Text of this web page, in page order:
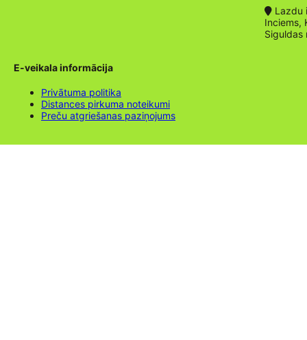
Lazdu
Inciems,
Siguldas
E-veikala informācija
Privātuma politika
Distances pirkuma noteikumi
Preču atgriešanas paziņojums